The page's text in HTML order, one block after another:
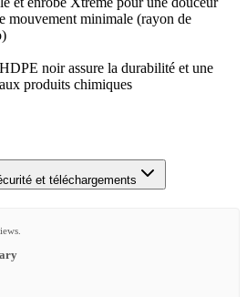
mouvement minimale (rayon de
noir assure la durabilité et une
produits chimiques
et téléchargements